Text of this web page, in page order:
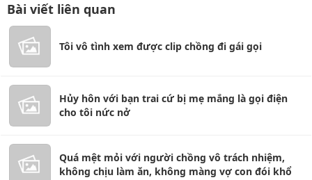
Bài viết liên quan
Tôi vô tình xem được clip chồng đi gái gọi
Hủy hôn với bạn trai cứ bị mẹ mắng là gọi điện
cho tôi nức nở
Quá mệt mỏi với người chồng vô trách nhiệm,
không chịu làm ăn, không màng vợ con đói khổ